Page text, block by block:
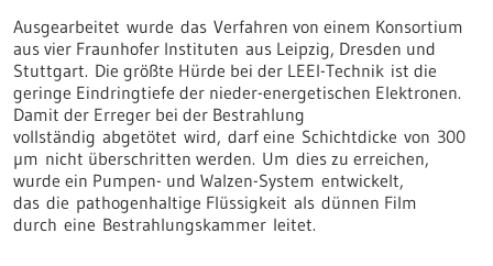
Ausgearbeitet wurde das Verfahren von einem Konsortium
aus vier Fraunhofer Instituten aus Leipzig, Dresden und
Stuttgart. Die größte Hürde bei der LEEI-Technik ist die
geringe Eindringtiefe der nieder-energetischen Elektronen.
Damit der Erreger bei der Bestrahlung
vollständig abgetötet wird, darf eine Schichtdicke von 300
µm nicht überschritten werden. Um dies zu erreichen,
wurde ein Pumpen- und Walzen-System entwickelt,
das die pathogenhaltige Flüssigkeit als dünnen Film
durch eine Bestrahlungskammer leitet.